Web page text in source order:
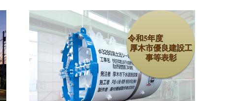
令和5年度
厚木市優良建設工
事等表彰